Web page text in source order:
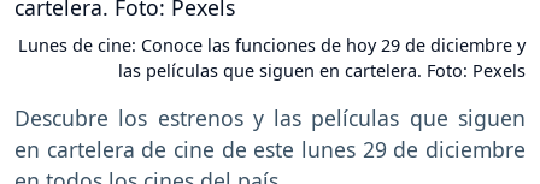
Lunes de cine: Conoce las funciones de hoy 29 de diciembre y
las películas que siguen en cartelera. Foto: Pexels
Descubre los estrenos y las películas que siguen
en cartelera de cine de este lunes 29 de diciembre